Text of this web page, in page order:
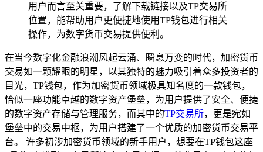
用户而言至关重要，了解下载链接以及TP交易所
位置，能帮助用户更便捷地使用TP钱包进行相关
操作，为数字货币交易提供便利。
在当今数字化金融浪潮风起云涌、瞬息万变的时代，加密货币
交易如一颗耀眼的明星，以其独特的魅力吸引着众多投资者的
目光，TP钱包，作为加密货币领域极具知名度的一款钱包，
恰似一座功能卓越的数字资产堡垒，为用户提供了安全、便捷
的数字资产存储与管理服务，而其中的TP交易所，更是宛如
堡垒中的交易中枢，为用户搭建了一个优质的加密货币交易平
台。 许多初涉加密货币领域的新手用户，想要在TP钱包这座